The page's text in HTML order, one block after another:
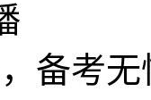
备考无